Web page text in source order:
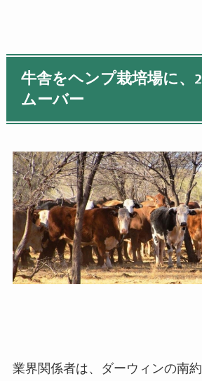
牛舎をヘンプ栽培場に、 2
ムーバー
業界関係者は、ダーウィンの南約